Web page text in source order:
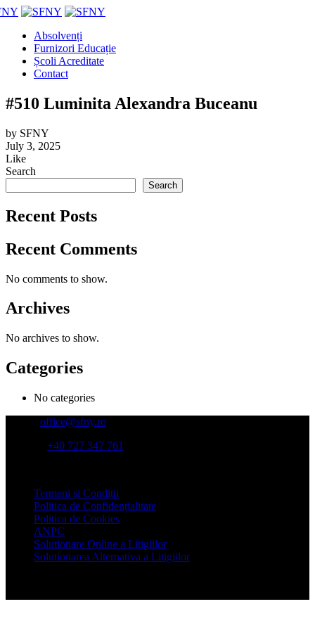
Absolvenți
Furnizori Educație
Școli Acreditate
Contact
#510 Luminita Alexandra Buceanu
by SFNY
July 3, 2025
Like
Search
Search
Recent Posts
Recent Comments
No comments to show.
Archives
No archives to show.
Categories
No categories
office@sfny.ro
+40 727 347 761
Termeni și Condiții
Politica de Confidențialitate
Politica de Cookies
ANPC
Solutionare Online a Litigiilor
Solutionarea Alternativa a Litigiilor